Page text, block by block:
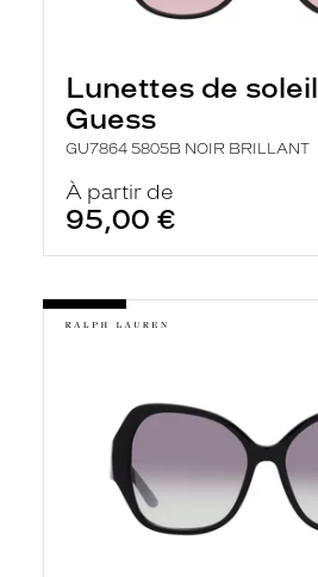
Lunettes de soleil
Guess
GU7864 5805B NOIR BRILLANT
À partir de
95,00 €